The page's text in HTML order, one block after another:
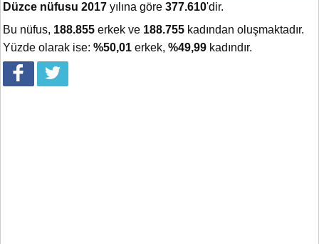
Düzce nüfusu 2017 yılına göre 377.610'dir.
Bu nüfus, 188.855 erkek ve 188.755 kadından oluşmaktadır.
Yüzde olarak ise: %50,01 erkek, %49,99 kadındır.